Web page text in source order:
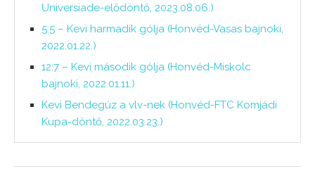
Universiade-elődöntő, 2023.08.06.)
5:5 – Kevi harmadik gólja (Honvéd-Vasas bajnoki,
2022.01.22.)
12:7 – Kevi második gólja (Honvéd-Miskolc
bajnoki, 2022.01.11.)
Kevi Bendegúz a vlv-nek (Honvéd-FTC Komjádi
Kupa-döntő, 2022.03.23.)